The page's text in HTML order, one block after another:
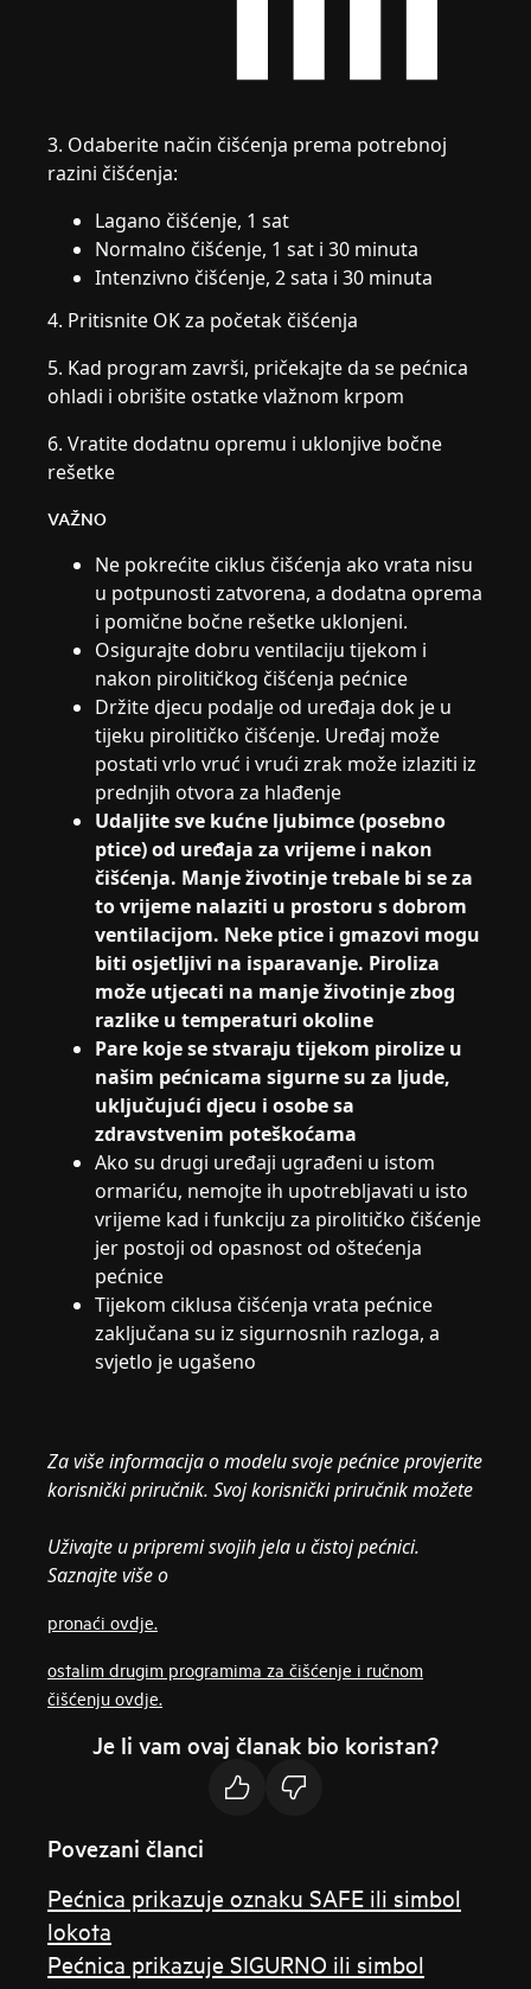
3. Odaberite način čišćenja prema potrebnoj
razini čišćenja:
Lagano čišćenje, 1 sat
Normalno čišćenje, 1 sat i 30 minuta
Intenzivno čišćenje, 2 sata i 30 minuta
4. Pritisnite OK za početak čišćenja
5. Kad program završi, pričekajte da se pećnica
ohladi i obrišite ostatke vlažnom krpom
6. Vratite dodatnu opremu i uklonjive bočne
rešetke
VAŽNO
Ne pokrećite ciklus čišćenja ako vrata nisu
u potpunosti zatvorena, a dodatna oprema
i pomične bočne rešetke uklonjeni.
Osigurajte dobru ventilaciju tijekom i
nakon pirolitičkog čišćenja pećnice
Držite djecu podalje od uređaja dok je u
tijeku pirolitičko čišćenje. Uređaj može
postati vrlo vruć i vrući zrak može izlaziti iz
prednjih otvora za hlađenje
Udaljite sve kućne ljubimce (posebno
ptice) od uređaja za vrijeme i nakon
čišćenja. Manje životinje trebale bi se za
to vrijeme nalaziti u prostoru s dobrom
ventilacijom. Neke ptice i gmazovi mogu
biti osjetljivi na isparavanje. Piroliza
može utjecati na manje životinje zbog
razlike u temperaturi okoline
Pare koje se stvaraju tijekom pirolize u
našim pećnicama sigurne su za ljude,
uključujući djecu i osobe sa
zdravstvenim poteškoćama
Ako su drugi uređaji ugrađeni u istom
ormariću, nemojte ih upotrebljavati u isto
vrijeme kad i funkciju za pirolitičko čišćenje
jer postoji od opasnost od oštećenja
pećnice
Tijekom ciklusa čišćenja vrata pećnice
zaključana su iz sigurnosnih razloga, a
svjetlo je ugašeno
Za više informacija o modelu svoje pećnice provjerite
korisnički priručnik. Svoj korisnički priručnik možete
Uživajte u pripremi svojih jela u čistoj pećnici.
Saznajte više o
pronaći ovdje.
ostalim drugim programima za čišćenje i ručnom
čišćenju ovdje.
Je li vam ovaj članak bio koristan?
Povezani članci
Pećnica prikazuje oznaku SAFE ili simbol
lokota
Pećnica prikazuje SIGURNO ili simbol